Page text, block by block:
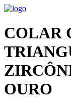
COLAR
OURO